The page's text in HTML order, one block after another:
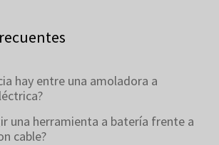
hay entre una amoladora a
una herramienta a batería frente a
cable?